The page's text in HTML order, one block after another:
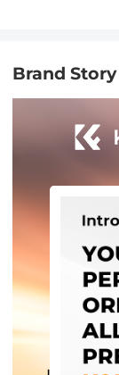
Brand Story